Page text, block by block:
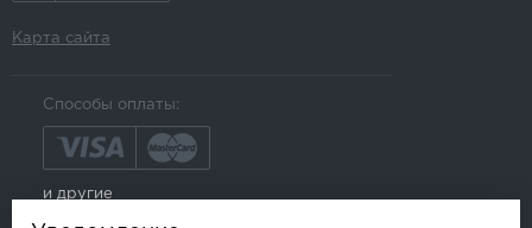
Карта сайта
Способы оплаты:
и другие